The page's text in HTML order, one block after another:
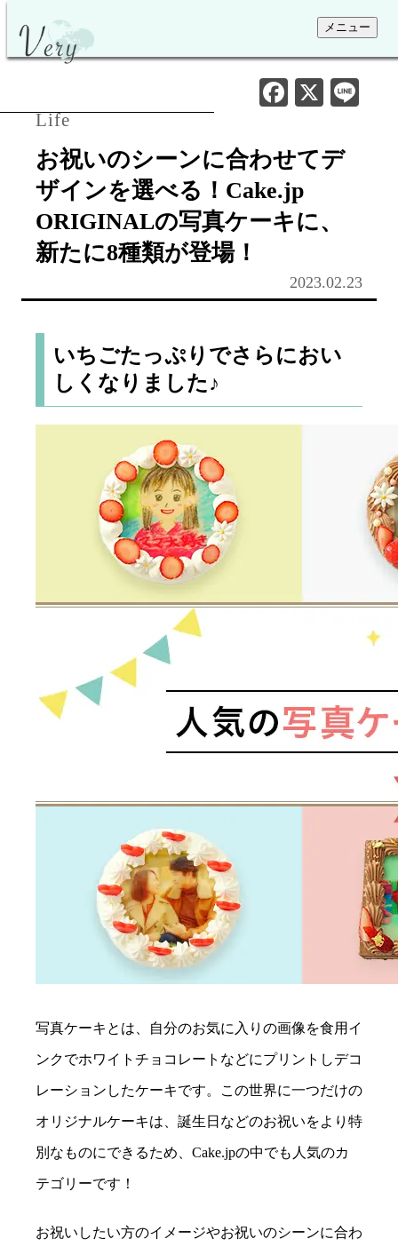
メニュー
Life
お祝いのシーンに合わせてデ
ザインを選べる！Cake.jp
ORIGINALの写真ケーキに、
新たに8種類が登場！
2023.02.23
Facebook
X
いちごたっぷりでさらにおい
しくなりました♪
写真ケーキとは、自分のお気に入りの画像を食用イ
ンクでホワイトチョコレートなどにプリントしデコ
レーションしたケーキです。この世界に一つだけの
オリジナルケーキは、誕生日などのお祝いをより特
別なものにできるため、Cake.jpの中でも人気のカ
テゴリーです！
お祝いしたい方のイメージやお祝いのシーンに合わ